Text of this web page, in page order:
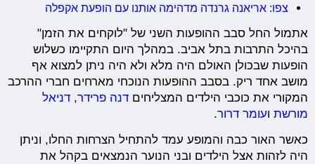
צפו: אריאנה גרנדה מדהימה אותנו עם הופעת אקפלה
אתמול החל סבב ההופעות השני של "לוקחים את הזמן"
בהיכל התרבות בתל אביב. במהלך היום התקיימו כשלוש
הופעות שבכולן האולם היה מלא ולא היה ניתן למצוא אף
מושב אחד ריק. בסבב ההופעות הנוכחי מארחים חברי ההרכב
המקורי את כוכבי הילדים המצליחיםדנה פרידר, דניאל
מורשת ועומר דרור.
כאשר האור כבה והמופע עמד להתחיל הצרחות החלו, וניתן
היה לזהות אצל הילדים ובני הנוער הנמצאים בקהל את